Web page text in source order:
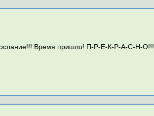
Время пришло! П-Р-Е-К-Р-А-С-Н-О!!!